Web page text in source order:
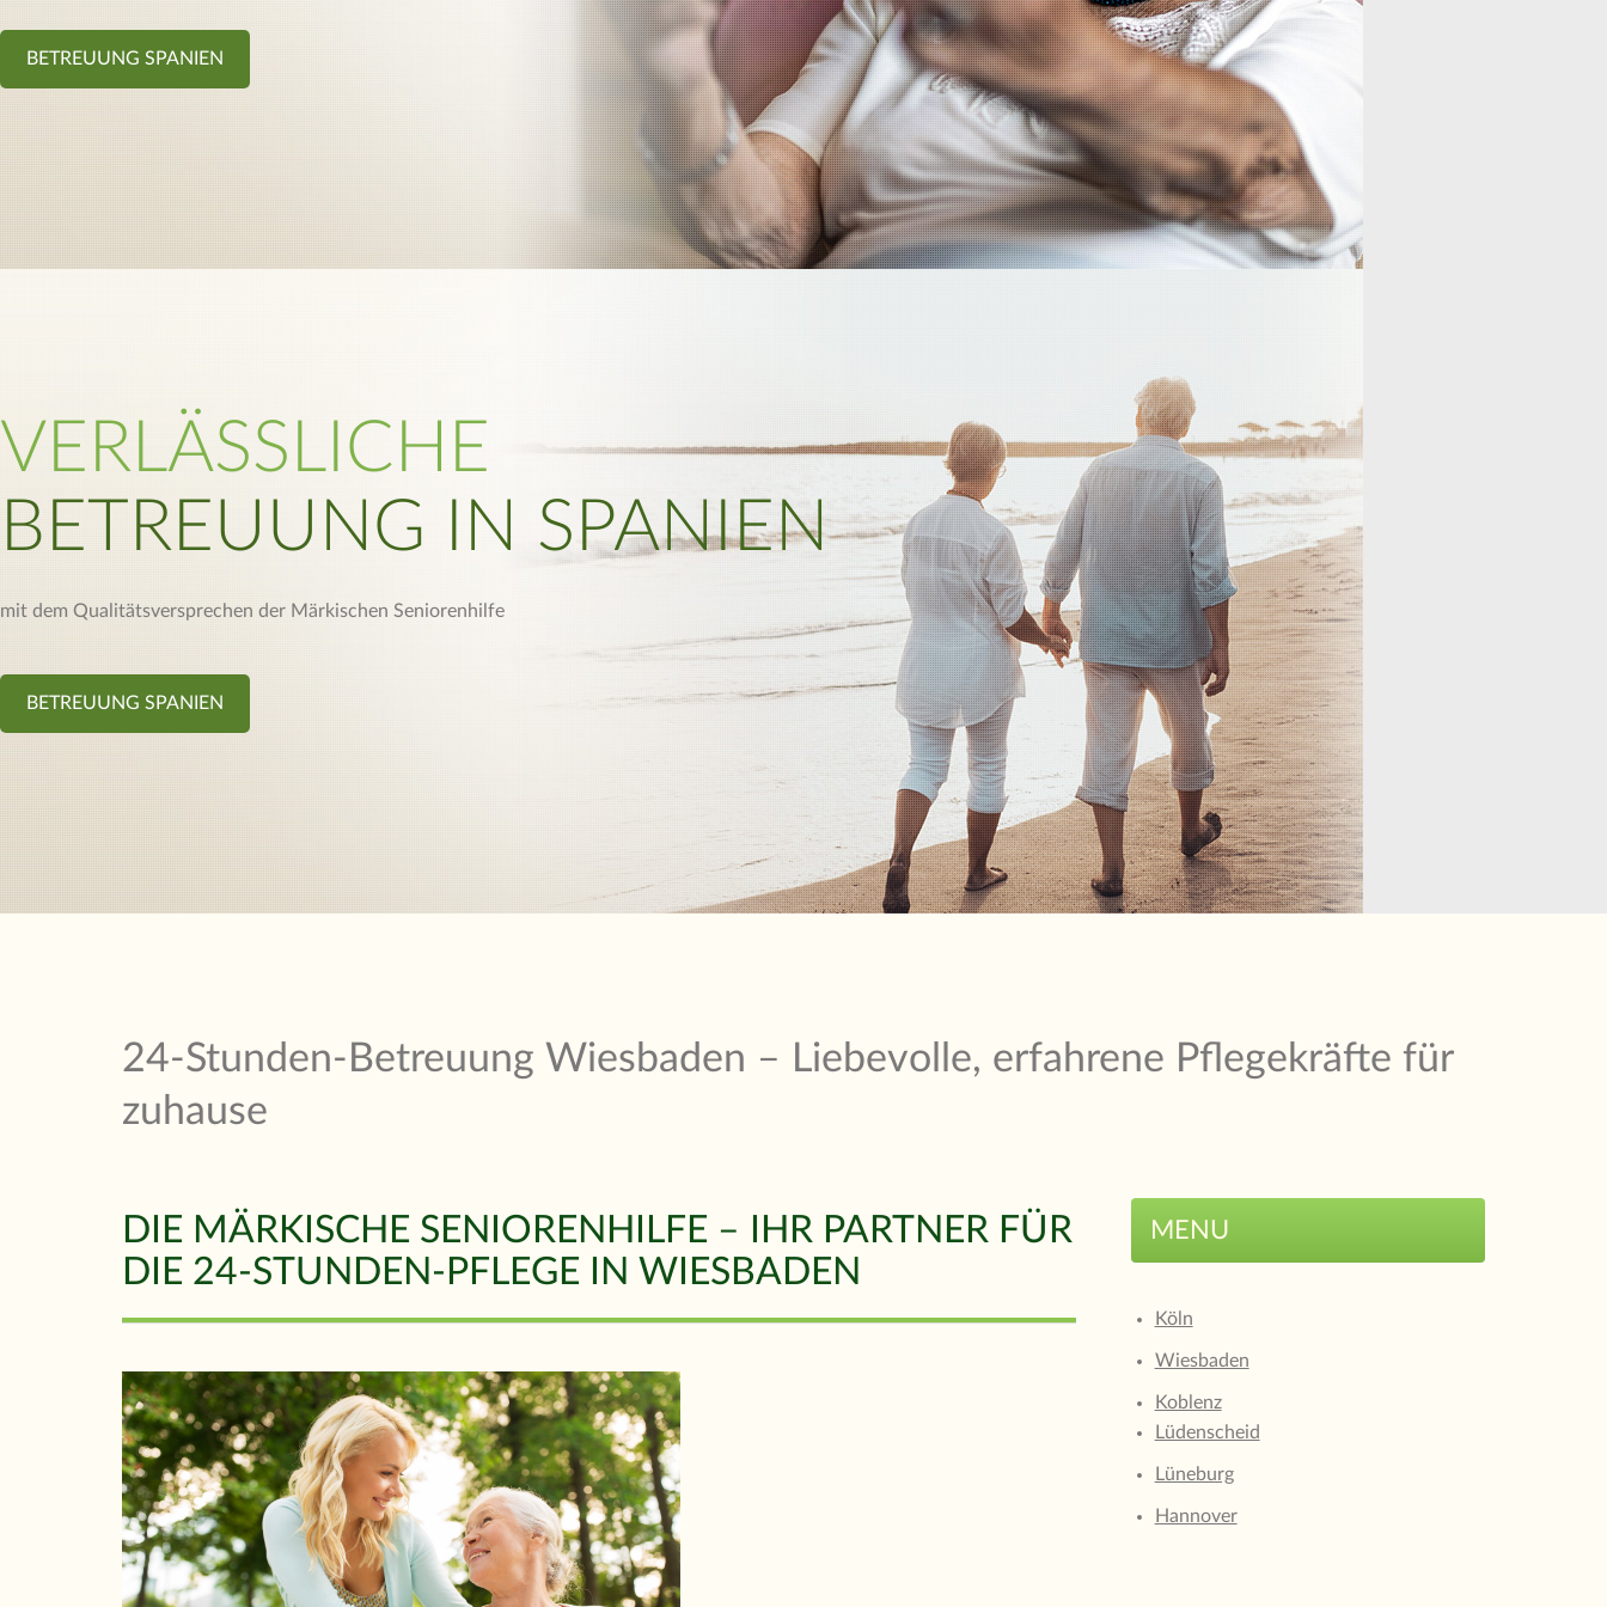
BETREUUNG SPANIEN
VERLÄSSLICHE
BETREUUNG IN SPANIEN
mit dem Qualitätsversprechen der Märkischen Seniorenhilfe
BETREUUNG SPANIEN
24-Stunden-Betreuung Wiesbaden – Liebevolle, erfahrene Pflegekräfte für
zuhause
DIE MÄRKISCHE SENIORENHILFE – IHR PARTNER FÜR
DIE 24-STUNDEN-PFLEGE IN WIESBADEN
MENU
Köln
Wiesbaden
Koblenz
Lüdenscheid
Lüneburg
Hannover